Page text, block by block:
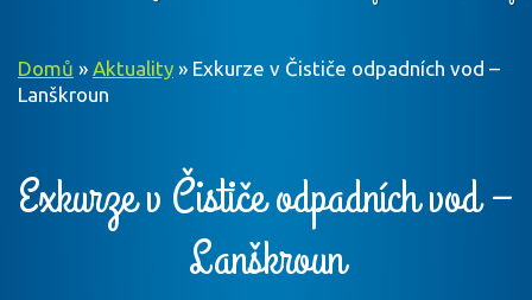
Domů » Aktuality » Exkurze v Čističe odpadních vod –
Lanškroun
Exkurze v Čističe odpadních vod –
Lanškroun